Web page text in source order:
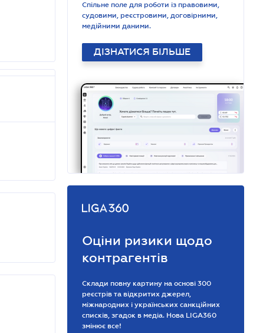
Спільне поле для роботи із правовими,
судовими, реєстровими, договірними,
медійними даними.
ДІЗНАТИСЯ БІЛЬШЕ
Оціни ризики щодо
контрагентів
Склади повну картину на основі 300
реєстрів та відкритих джерел,
міжнародних і українських санкційних
списків, згадок в медіа. Нова LIGA360
змінює все!